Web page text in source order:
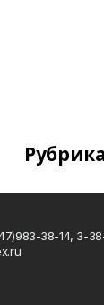
38-14, 3-